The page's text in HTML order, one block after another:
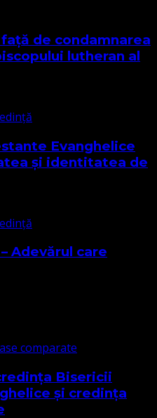
față de condamnarea
lutheran al
Evanghelice
și identitatea de
Adevărul care
comparate
Bisericii
și credința